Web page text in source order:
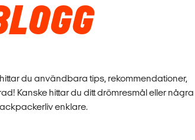
du användbara tips, rekommendationer,
Kanske hittar du ditt drömresmål eller några
enklare.